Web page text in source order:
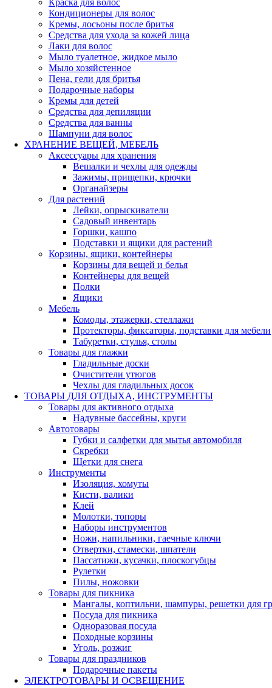
Краска для волос
Кондиционеры для волос
Кремы, лосьоны после бритья
Средства для ухода за кожей лица
Лаки для волос
Мыло туалетное, жидкое мыло
Мыло хозяйстенное
Пена, гели для бритья
Подарочные наборы
Кремы для детей
Средства для депиляции
Средства для ванны
Шампуни для волос
ХРАНЕНИЕ ВЕЩЕЙ, МЕБЕЛЬ
Аксессуары для хранения
Вешалки и чехлы для одежды
Зажимы, прищепки, крючки
Органайзеры
Для растений
Лейки, опрыскиватели
Садовый инвентарь
Горшки, кашпо
Подставки и ящики для растений
Корзины, ящики, контейнеры
Корзины для вещей и белья
Контейнеры для вещей
Полки
Ящики
Мебель
Комоды, этажерки, стеллажи
Протекторы, фиксаторы, подставки для мебели
Табуретки, стулья, столы
Товары для глажки
Гладильные доски
Очистители утюгов
Чехлы для гладильных досок
ТОВАРЫ ДЛЯ ОТДЫХА, ИНСТРУМЕНТЫ
Товары для активного отдыха
Надувные бассейны, круги
Автотовары
Губки и салфетки для мытья автомобиля
Скребки
Щетки для снега
Инструменты
Изоляция, хомуты
Кисти, валики
Клей
Молотки, топоры
Наборы инструментов
Ножи, напильники, гаечные ключи
Отвертки, стамески, шпатели
Пассатижи, кусачки, плоскогубцы
Рулетки
Пилы, ножовки
Товары для пикника
Мангалы, коптильни, шампуры, решетки для
Посуда для пикника
Одноразовая посуда
Походные корзины
Уголь, розжиг
Товары для праздников
Подарочные пакеты
ЭЛЕКТРОТОВАРЫ И ОСВЕЩЕНИЕ